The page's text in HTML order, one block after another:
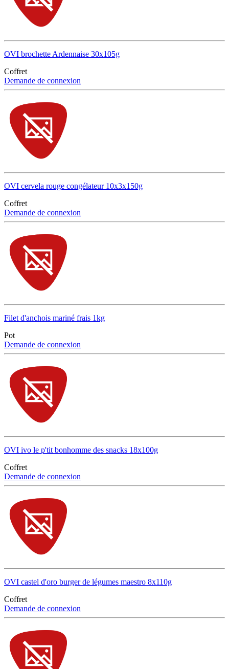
OVI brochette Ardennaise 30x105g
Coffret
Demande de connexion
OVI cervela rouge congélateur 10x3x150g
Coffret
Demande de connexion
Filet d'anchois mariné frais 1kg
Pot
Demande de connexion
OVI ivo le p'tit bonhomme des snacks 18x100g
Coffret
Demande de connexion
OVI castel d'oro burger de légumes maestro 8x110g
Coffret
Demande de connexion